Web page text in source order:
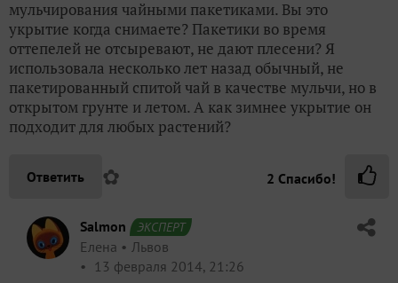
мульчирования чайными пакетиками. Вы это
укрытие когда снимаете? Пакетики во время
оттепелей не отсыревают, не дают плесени? Я
использовала несколько лет назад обычный, не
пакетированный спитой чай в качестве мульчи, но в
открытом грунте и летом. А как зимнее укрытие он
подходит для любых растений?
Ответить ✿ 2 Спасибо!
Salmon ЭКСПЕРТ
Елена
Львов
13 февраля 2014, 21:26